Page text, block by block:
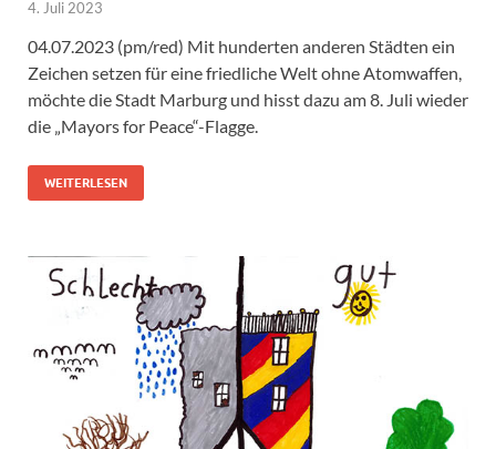
4. Juli 2023
04.07.2023 (pm/red) Mit hunderten anderen Städten ein
Zeichen setzen für eine friedliche Welt ohne Atomwaffen,
möchte die Stadt Marburg und hisst dazu am 8. Juli wieder
die „Mayors for Peace“-Flagge.
WEITERLESEN